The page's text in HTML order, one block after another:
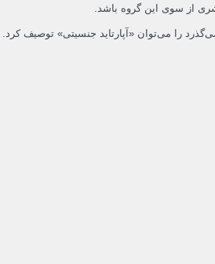
از سوی این گروه باشد.
را می‌توان «آپارتاید جنسیتی» توصیف کرد.